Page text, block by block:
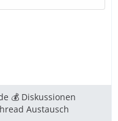
💰 Diskussionen
Austausch